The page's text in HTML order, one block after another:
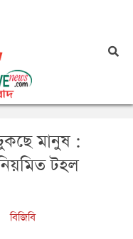
মানুষ :
টহল
বিজিবি